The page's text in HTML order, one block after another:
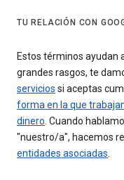
TU RELACIÓN CON
Estos términos ayudan
grandes rasgos, te
servicios si aceptas
forma en la que
dinero. Cuando
"nuestro/a", hacemos
entidades asociadas.